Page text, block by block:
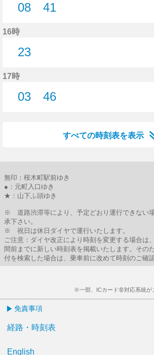
08
41
16時
23
17時
03
46
すべての時刻表を表示
無印：桜木町駅前ゆき
●：元町入口ゆき
★：山下ふ頭ゆき
※ 道路渋滞等により、予定どおり運行できない
承下さい。
※ 祝日は休日ダイヤで運行いたします。
ご注意：ダイヤ改正により時刻を変更する場合は
間前までに新しい時刻表を掲載いたします。その
付を検索した場合は、乗車前に改めて時刻のご確
※一部、ICカード非対応系統が
免責事項
経路・時刻表
English